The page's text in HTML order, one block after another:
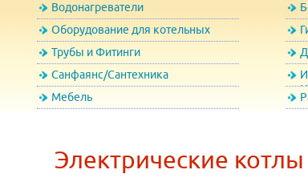
Водонагреватели
Оборудование для котельных
Трубы и Фитинги
Санфаянс/Сантехника
Мебель
Электрические котлы